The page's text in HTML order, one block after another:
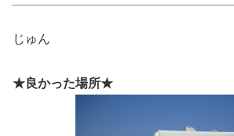
じゅん
★良かった場所★